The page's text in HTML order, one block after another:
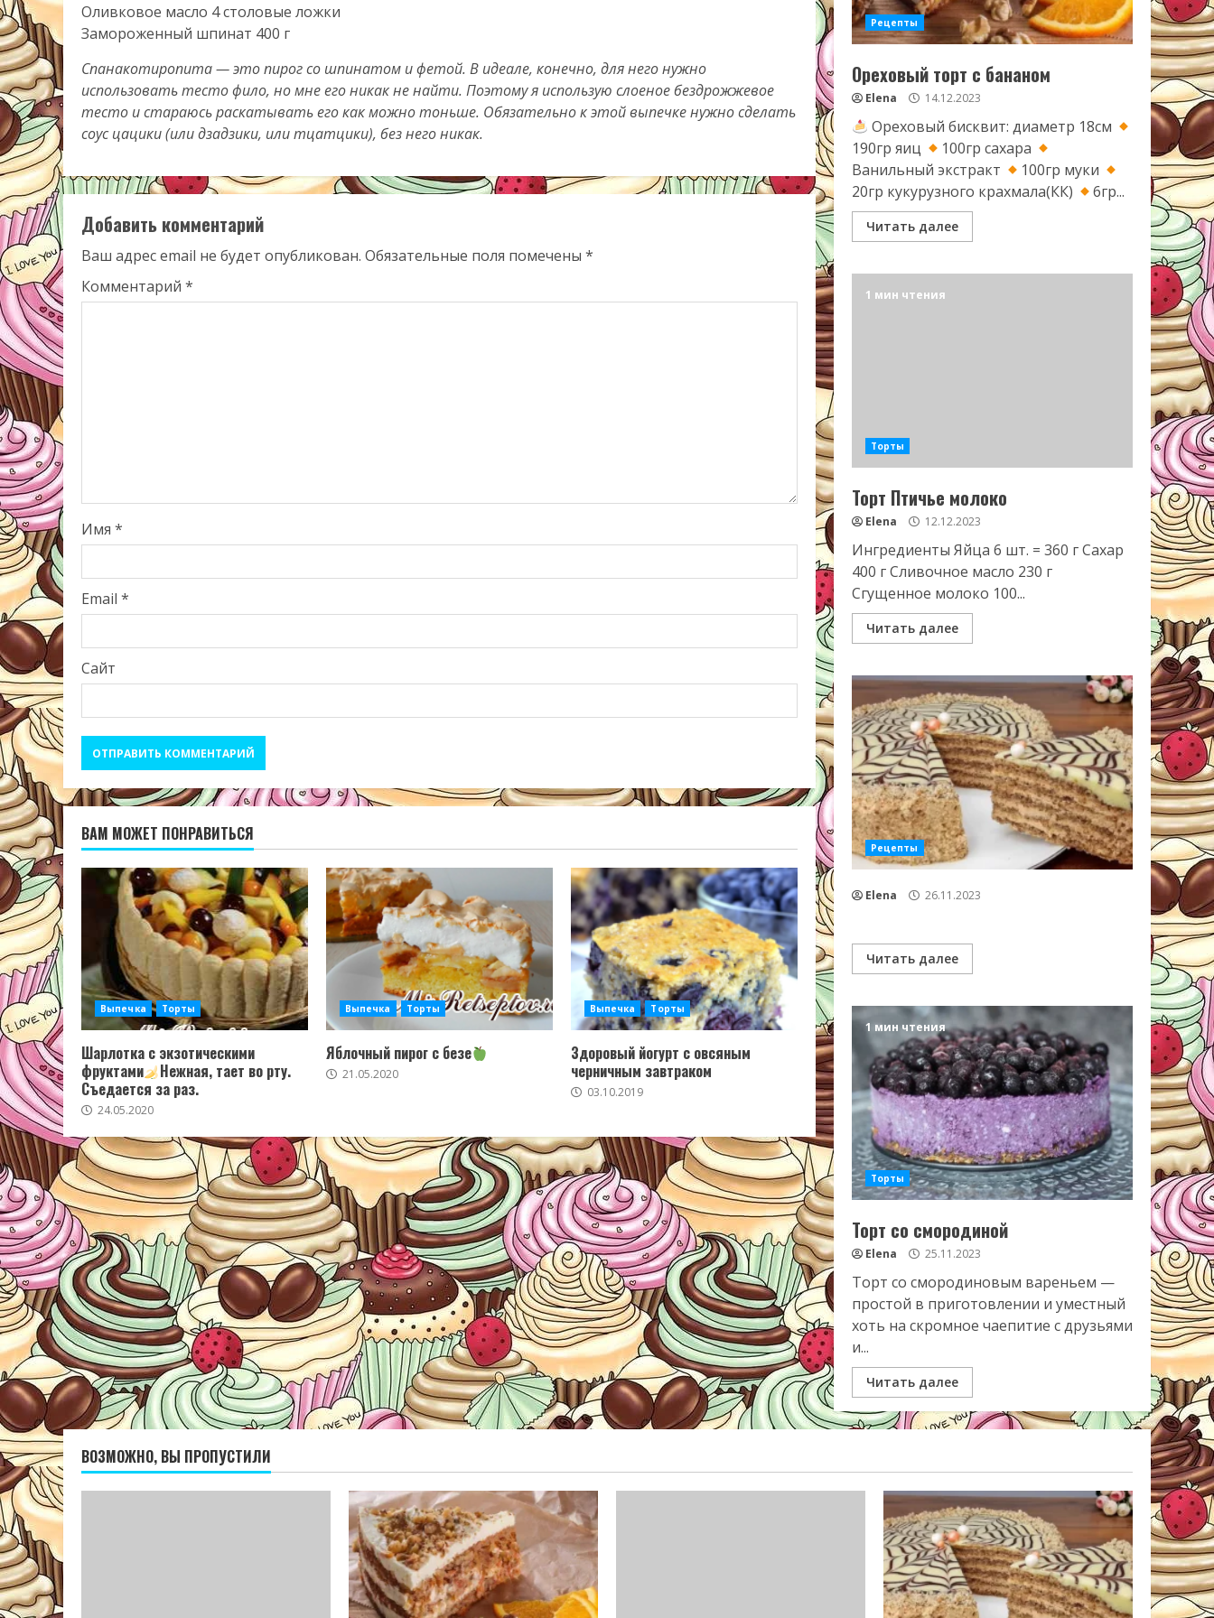
Оливковое масло 4 столовые ложки
Замороженный шпинат 400 г
Спанакотиропита — это пирог со шпинатом и фетой. В идеале, конечно, для него нужно
использовать тесто фило, но мне его никак не найти. Поэтому я использую слоеное бездрожжевое
тесто и стараюсь раскатывать его как можно тоньше. Обязательно к этой выпечке нужно сделать
соус цацики (или дзадзики, или тцатцики), без него никак.
Добавить комментарий
Ваш адрес email не будет опубликован. Обязательные поля помечены *
Комментарий *
Имя *
Email *
Сайт
ВАМ МОЖЕТ ПОНРАВИТЬСЯ
Выпечка Торты
Шарлотка с экзотическими
фруктами
Нежная, тает во рту.
Съедается за раз.
24.05.2020
Выпечка Торты
Яблочный пирог с безе
21.05.2020
Выпечка Торты
Здоровый йогурт с овсяным
черничным завтраком
03.10.2019
Рецепты
Ореховый торт с бананом
Elena 14.12.2023
Ореховый бисквит: диаметр 18см
190гр яиц
100гр сахара
Ванильный экстракт
100гр муки
20гр кукурузного крахмала(КК)
6гр...
Читать далее
1 мин чтения
Торты
Торт Птичье молоко
Elena 12.12.2023
Ингредиенты Яйца 6 шт. = 360 г Сахар
400 г Сливочное масло 230 г
Сгущенное молоко 100...
Читать далее
Рецепты
Elena 26.11.2023
Читать далее
1 мин чтения
Торты
Торт со смородиной
Elena 25.11.2023
Торт со смородиновым вареньем —
простой в приготовлении и уместный
хоть на скромное чаепитие с друзьями
и...
Читать далее
ВОЗМОЖНО, ВЫ ПРОПУСТИЛИ